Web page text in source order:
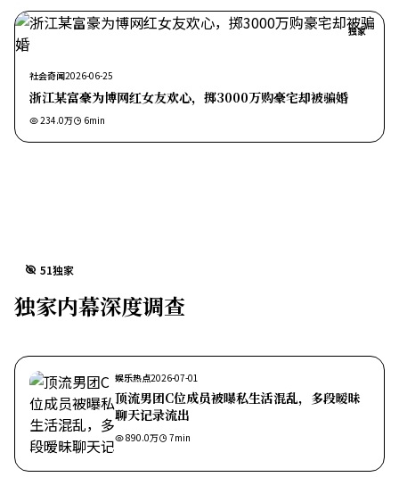
独家
社会奇闻2026-06-25
浙江某富豪为博网红女友欢心，掷3000万购豪宅却被骗婚
234.0万 6min
51独家
独家内幕深度调查
娱乐热点2026-07-01
顶流男团C位成员被曝私生活混乱，多段暧昧
聊天记录流出
890.0万 7min